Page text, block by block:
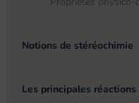
Notions de stéréochimie
Les principales